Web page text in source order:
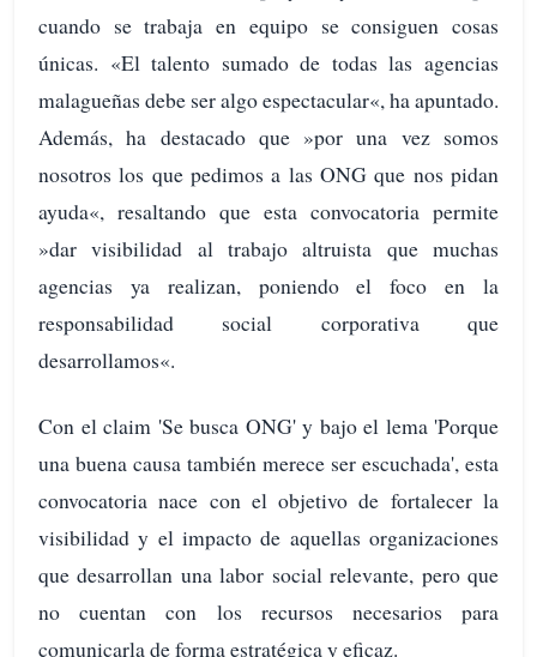
cuando se trabaja en equipo se consiguen cosas
únicas. «El talento sumado de todas las agencias
malagueñas debe ser algo espectacular«, ha apuntado.
Además, ha destacado que »por una vez somos
nosotros los que pedimos a las ONG que nos pidan
ayuda«, resaltando que esta convocatoria permite
»dar visibilidad al trabajo altruista que muchas
agencias ya realizan, poniendo el foco en la
responsabilidad social corporativa que
desarrollamos«.
Con el claim 'Se busca ONG' y bajo el lema 'Porque
una buena causa también merece ser escuchada', esta
convocatoria nace con el objetivo de fortalecer la
visibilidad y el impacto de aquellas organizaciones
que desarrollan una labor social relevante, pero que
no cuentan con los recursos necesarios para
comunicarla de forma estratégica y eficaz.